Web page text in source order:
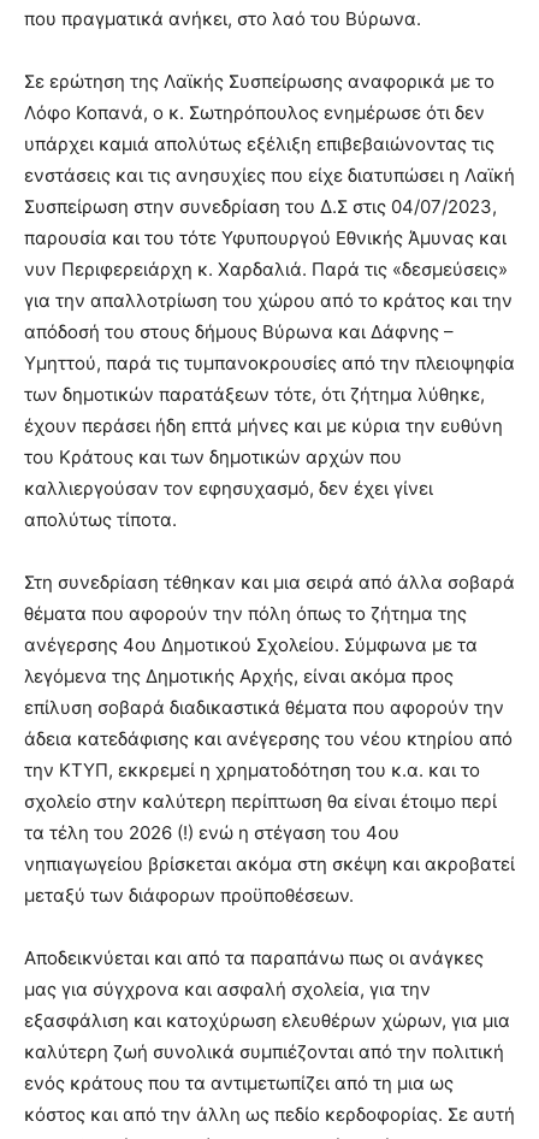
που πραγματικά ανήκει, στο λαό του Βύρωνα.
Σε ερώτηση της Λαϊκής Συσπείρωσης αναφορικά με το
Λόφο Κοπανά, ο κ. Σωτηρόπουλος ενημέρωσε ότι δεν
υπάρχει καμιά απολύτως εξέλιξη επιβεβαιώνοντας τις
ενστάσεις και τις ανησυχίες που είχε διατυπώσει η Λαϊκή
Συσπείρωση στην συνεδρίαση του Δ.Σ στις 04/07/2023,
παρουσία και του τότε Υφυπουργού Εθνικής Άμυνας και
νυν Περιφερειάρχη κ. Χαρδαλιά. Παρά τις «δεσμεύσεις»
για την απαλλοτρίωση του χώρου από το κράτος και την
απόδοσή του στους δήμους Βύρωνα και Δάφνης –
Υμηττού, παρά τις τυμπανοκρουσίες από την πλειοψηφία
των δημοτικών παρατάξεων τότε, ότι ζήτημα λύθηκε,
έχουν περάσει ήδη επτά μήνες και με κύρια την ευθύνη
του Κράτους και των δημοτικών αρχών που
καλλιεργούσαν τον εφησυχασμό, δεν έχει γίνει
απολύτως τίποτα.
Στη συνεδρίαση τέθηκαν και μια σειρά από άλλα σοβαρά
θέματα που αφορούν την πόλη όπως το ζήτημα της
ανέγερσης 4ου Δημοτικού Σχολείου. Σύμφωνα με τα
λεγόμενα της Δημοτικής Αρχής, είναι ακόμα προς
επίλυση σοβαρά διαδικαστικά θέματα που αφορούν την
άδεια κατεδάφισης και ανέγερσης του νέου κτηρίου από
την ΚΤΥΠ, εκκρεμεί η χρηματοδότηση του κ.α. και το
σχολείο στην καλύτερη περίπτωση θα είναι έτοιμο περί
τα τέλη του 2026 (!) ενώ η στέγαση του 4ου
νηπιαγωγείου βρίσκεται ακόμα στη σκέψη και ακροβατεί
μεταξύ των διάφορων προϋποθέσεων.
Αποδεικνύεται και από τα παραπάνω πως οι ανάγκες
μας για σύγχρονα και ασφαλή σχολεία, για την
εξασφάλιση και κατοχύρωση ελευθέρων χώρων, για μια
καλύτερη ζωή συνολικά συμπιέζονται από την πολιτική
ενός κράτους που τα αντιμετωπίζει από τη μια ως
κόστος και από την άλλη ως πεδίο κερδοφορίας. Σε αυτή